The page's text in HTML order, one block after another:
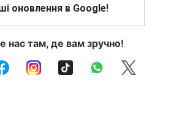
оновлення в Google!
нас там, де вам зручно!